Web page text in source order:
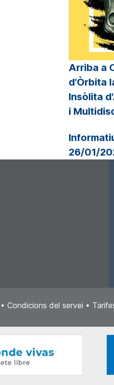
Arriba a
d'Òrbita
Insòlita
i
26/01/
• Condicions del servei •